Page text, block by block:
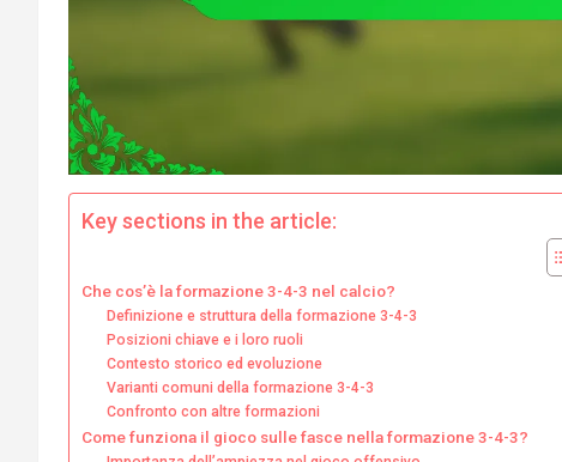
Key sections in the article:
Che cos’è la formazione 3-4-3 nel calcio?
Definizione e struttura della formazione 3-4-3
Posizioni chiave e i loro ruoli
Contesto storico ed evoluzione
Varianti comuni della formazione 3-4-3
Confronto con altre formazioni
Come funziona il gioco sulle fasce nella formazione 3-4-3?